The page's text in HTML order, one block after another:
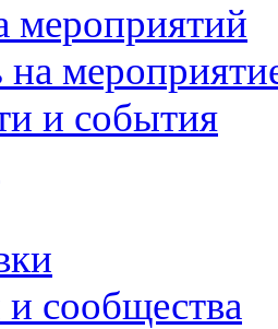
на
и события
сообщества